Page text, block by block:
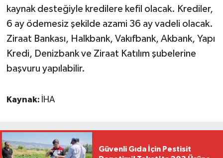
kaynak desteğiyle kredilere kefil olacak. Krediler,
6 ay ödemesiz şekilde azami 36 ay vadeli olacak.
Ziraat Bankası, Halkbank, Vakıfbank, Akbank, Yapı
Kredi, Denizbank ve Ziraat Katılım şubelerine
başvuru yapılabilir.
Kaynak: İHA
Güvenli Gıda İçin Pestisit